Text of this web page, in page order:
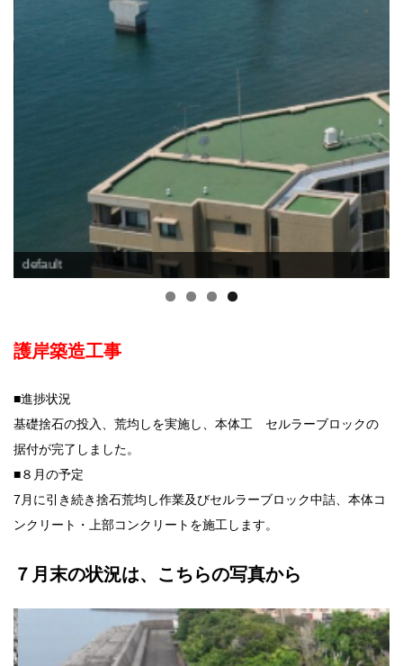
default
護岸築造工事
■進捗状況
基礎捨石の投入、荒均しを実施し、本体工 セルラーブロックの
据付が完了しました。
■８月の予定
7月に引き続き捨石荒均し作業及びセルラーブロック中詰、本体コ
ンクリート・上部コンクリートを施工します。
７月末の状況は、こちらの写真から